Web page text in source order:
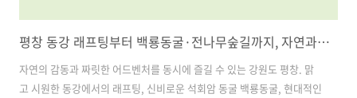
평창 동강 래프팅부터 백룡동굴·전나무숲길까지, 자연과 모험이 살아있는 평창 여행코스 추천
자연의 감동과 짜릿한 어드벤처를 동시에 즐길 수 있는 강원도 평창. 맑
고 시원한 동강에서의 래프팅, 신비로운 석회암 동굴 백룡동굴, 현대적인